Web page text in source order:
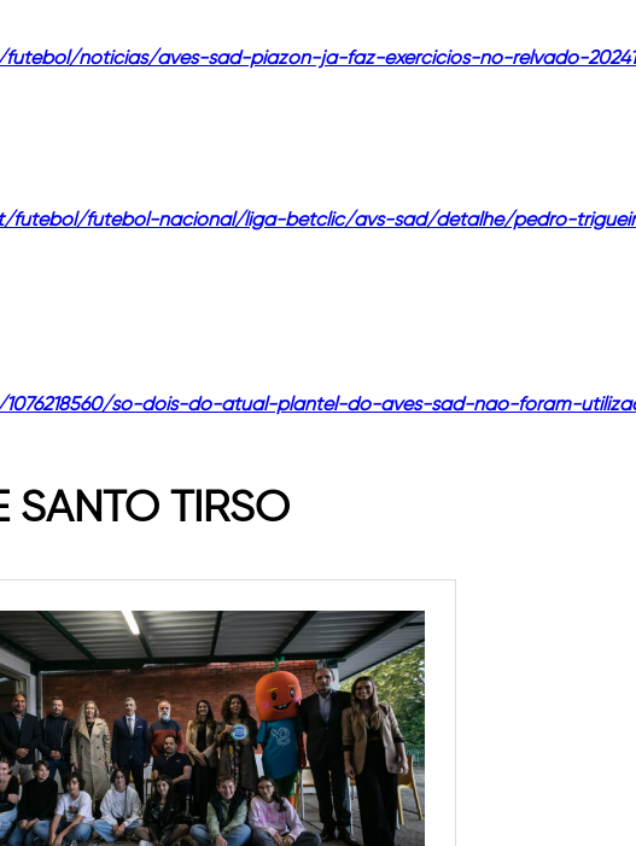
noticias/aves-sad-piazon-ja-faz-exercicios-no-relvado-
futebol/futebol-nacional/liga-betclic/avs-sad/detalhe/pedro-
so-dois-do-atual-plantel-do-aves-sad-nao-foram-
SANTO TIRSO